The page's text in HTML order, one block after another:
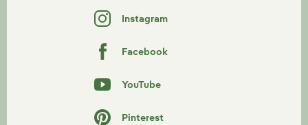
Instagram
Facebook
YouTube
Pinterest